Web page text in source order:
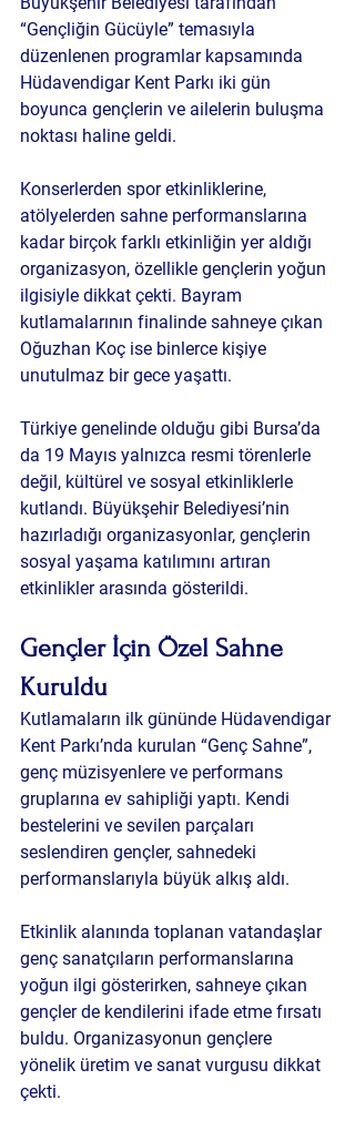
“Gençliğin Gücüyle” temasıyla
düzenlenen programlar kapsamında
Hüdavendigar Kent Parkı iki gün
boyunca gençlerin ve ailelerin buluşma
noktası haline geldi.
Konserlerden spor etkinliklerine,
atölyelerden sahne performanslarına
kadar birçok farklı etkinliğin yer aldığı
organizasyon, özellikle gençlerin yoğun
ilgisiyle dikkat çekti. Bayram
kutlamalarının finalinde sahneye çıkan
Oğuzhan Koç ise binlerce kişiye
unutulmaz bir gece yaşattı.
Türkiye genelinde olduğu gibi Bursa’da
da 19 Mayıs yalnızca resmi törenlerle
değil, kültürel ve sosyal etkinliklerle
kutlandı. Büyükşehir Belediyesi’nin
hazırladığı organizasyonlar, gençlerin
sosyal yaşama katılımını artıran
etkinlikler arasında gösterildi.
Gençler İçin Özel Sahne
Kuruldu
Kutlamaların ilk gününde Hüdavendigar
Kent Parkı’nda kurulan “Genç Sahne”,
genç müzisyenlere ve performans
gruplarına ev sahipliği yaptı. Kendi
bestelerini ve sevilen parçaları
seslendiren gençler, sahnedeki
performanslarıyla büyük alkış aldı.
Etkinlik alanında toplanan vatandaşlar
genç sanatçıların performanslarına
yoğun ilgi gösterirken, sahneye çıkan
gençler de kendilerini ifade etme fırsatı
buldu. Organizasyonun gençlere
yönelik üretim ve sanat vurgusu dikkat
çekti.